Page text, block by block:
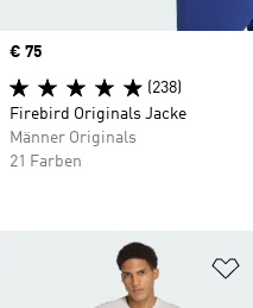
Price
€ 75
(238)
Firebird Originals Jacke
Männer Originals
21 Farben